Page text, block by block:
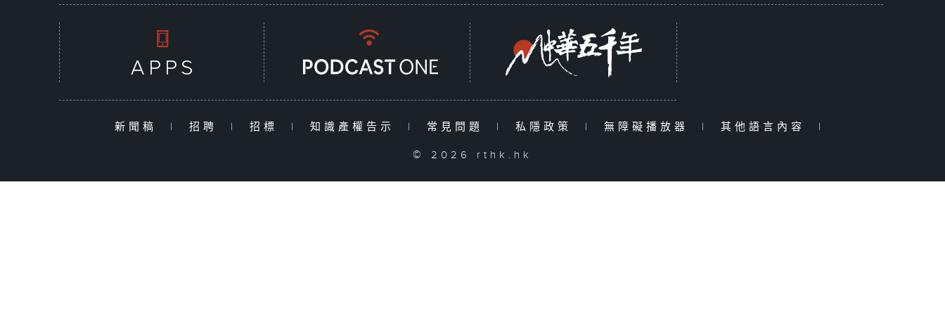
新聞稿 | 招聘 | 招標 | 知識產權告示 | 常見問題 | 私隱政策 | 無障礙播放器 | 其他語言內容 |
© 2026 rthk.hk